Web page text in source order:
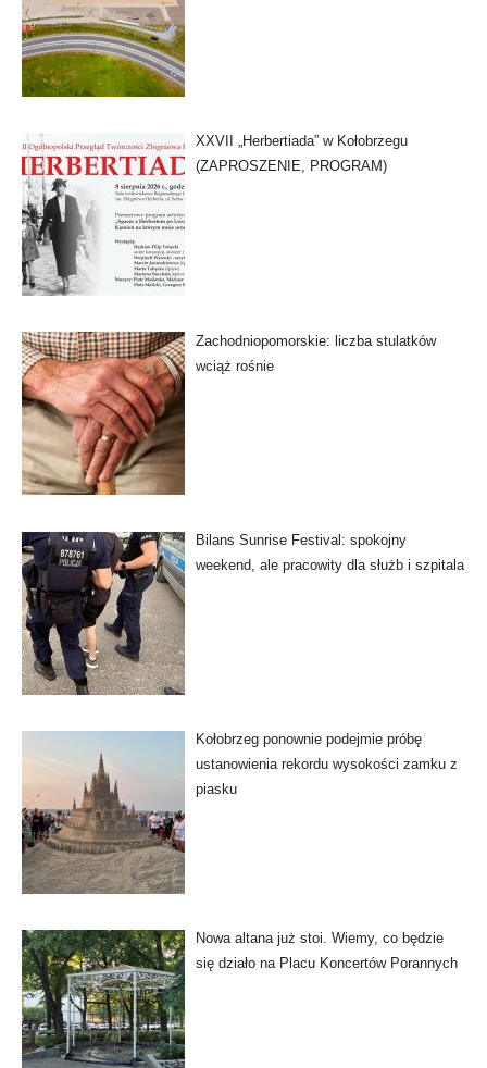
XXVII „Herbertiada” w Kołobrzegu
(ZAPROSZENIE, PROGRAM)
Zachodniopomorskie: liczba stulatków
wciąż rośnie
Bilans Sunrise Festival: spokojny
weekend, ale pracowity dla służb i szpitala
Kołobrzeg ponownie podejmie próbę
ustanowienia rekordu wysokości zamku z
piasku
Nowa altana już stoi. Wiemy, co będzie
się działo na Placu Koncertów Porannych